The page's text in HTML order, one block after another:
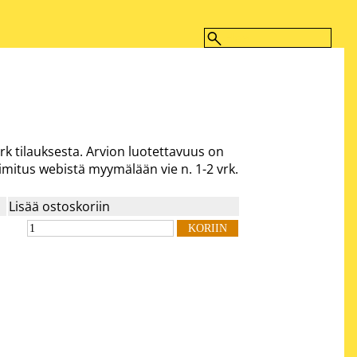
tilauksesta. Arvion luotettavuus on
webistä myymälään vie n. 1-2 vrk.
Lisää ostoskoriin